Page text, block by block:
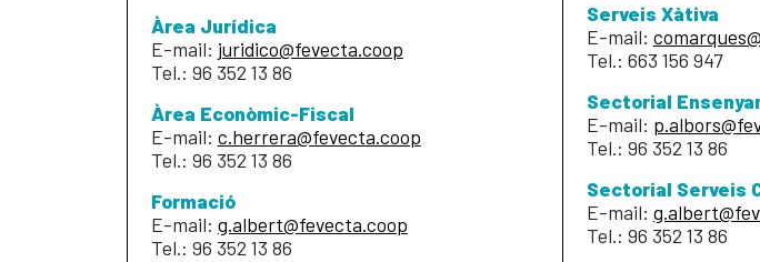
Àrea Jurídica
E-mail: juridico@fevecta.coop
Tel.: 96 352 13 86
Àrea Econòmic-Fiscal
E-mail: c.herrera@fevecta.coop
Tel.: 96 352 13 86
Formació
E-mail: g.albert@fevecta.coop
Tel.: 96 352 13 86
Serveis Xàtiva
E-mail:
Tel.: 663 156 947
Sectorial
E-mail:
Tel.: 96 352 13 86
Sectorial Serveis
E-mail:
Tel.: 96 352 13 86